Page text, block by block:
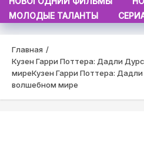
МОЛОДЫЕ ТАЛАНТЫ
Главная
Кузен Гарри Поттера: Дадли
миреКузен Гарри Поттера: Дадли
волшебном мире